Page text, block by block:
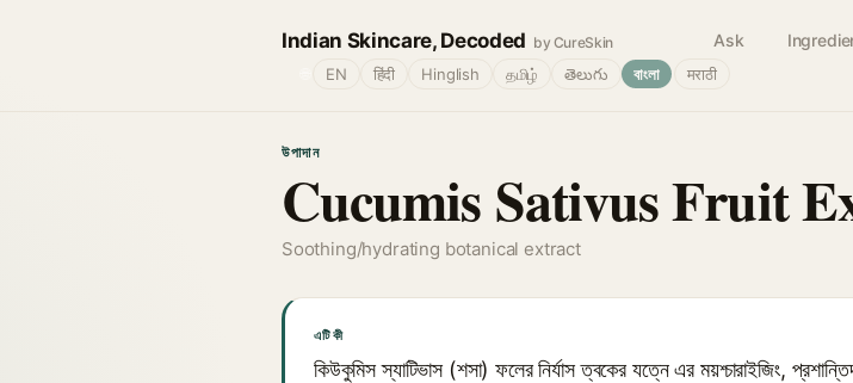
Indian Skincare, Decoded by CureSkin Ask
EN हिंदी Hinglish தமிழ் తెలుగు বাংলা मराठी
উপাদান
Cucumis Sativus Fruit
Soothing/hydrating botanical extract
এটি কী
কিউকুমিস স্যাটিভাস (শসা) ফলের নির্যাস ত্বকের যত্নে এর ময়শ্চারাইজিং,